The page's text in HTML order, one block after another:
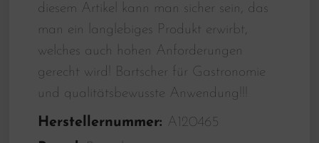
diesem Artikel kann man sicher sein, das
man ein langlebiges Produkt erwirbt,
welches auch hohen Anforderungen
gerecht wird! Bartscher für Gastronomie
und qualitätsbewusste Anwendung!!!
Herstellernummer: A120465